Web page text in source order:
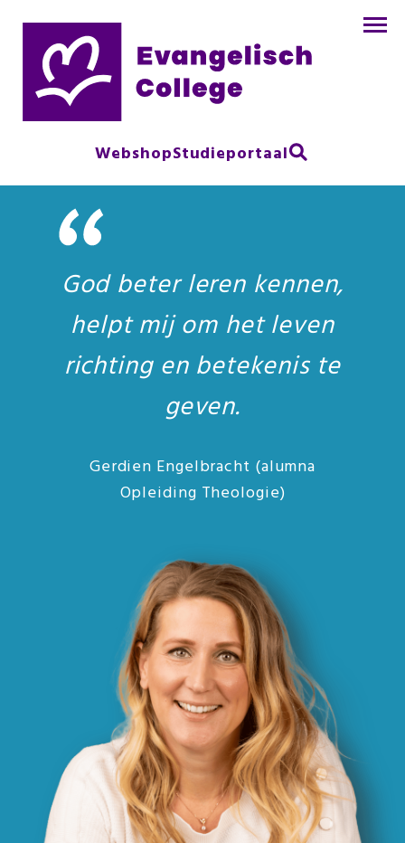
WebshopStudieportaal
God beter leren kennen,
helpt mij om het leven
richting en betekenis te
geven.
Gerdien Engelbracht (alumna
Opleiding Theologie)